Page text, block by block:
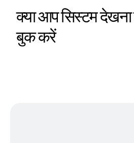
क्या आप सिस्टम देखना
बुक करें